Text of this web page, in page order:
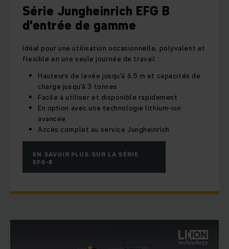
Série Jungheinrich EFG B
d'entrée de gamme
Idéal pour une utilisation occasionnelle, polyvalent et
flexible en une seule journée de travail :
Hauteurs de levée jusqu'à 6,5 m et capacités de
charge jusqu'à 3 tonnes
Facile à utiliser et disponible rapidement
En option avec une technologie lithium-ion
avancée
Accès complet au service Jungheinrich
EN SAVOIR PLUS SUR LA SÉRIE
EFG-B